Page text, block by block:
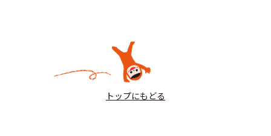
トップにもどる